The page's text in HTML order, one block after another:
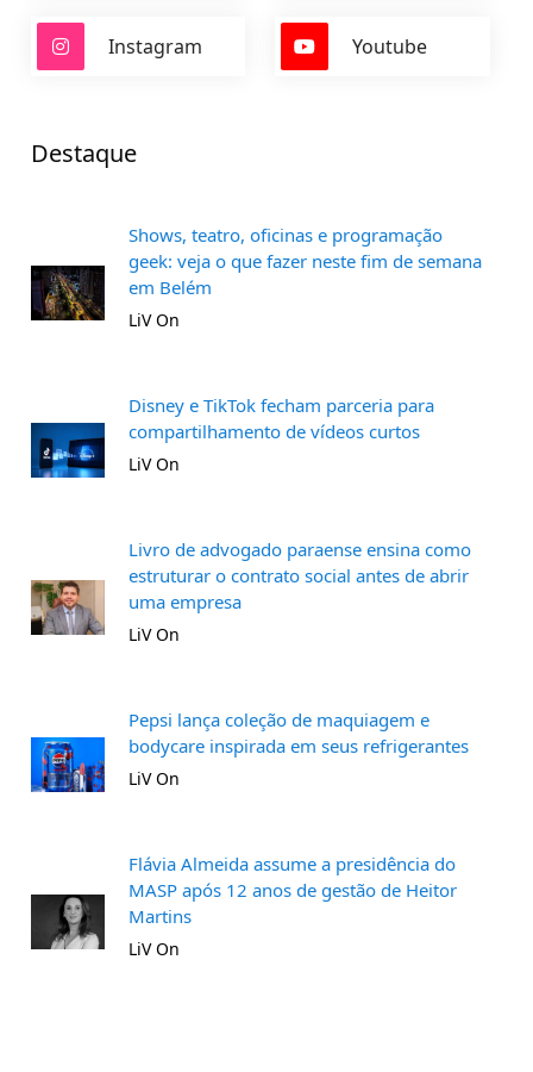
Instagram Youtube
Destaque
Shows, teatro, oficinas e programação
geek: veja o que fazer neste fim de semana
em Belém
LiV On
Disney e TikTok fecham parceria para
compartilhamento de vídeos curtos
LiV On
Livro de advogado paraense ensina como
estruturar o contrato social antes de abrir
uma empresa
LiV On
Pepsi lança coleção de maquiagem e
bodycare inspirada em seus refrigerantes
LiV On
Flávia Almeida assume a presidência do
MASP após 12 anos de gestão de Heitor
Martins
LiV On